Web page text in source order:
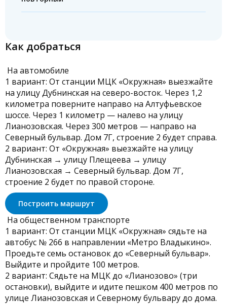
Как добраться
На автомобиле
1 вариант: От станции МЦК «Окружная» выезжайте
на улицу Дубнинская на северо-восток. Через 1,2
километра поверните направо на Алтуфьевское
шоссе. Через 1 километр — налево на улицу
Лианозовская. Через 300 метров — направо на
Северный бульвар. Дом 7Г, строение 2 будет справа.
2 вариант: От «Окружная» выезжайте на улицу
Дубнинская → улицу Плещеева → улицу
Лианозовская → Северный бульвар. Дом 7Г,
строение 2 будет по правой стороне.
Построить маршрут
На общественном транспорте
1 вариант: От станции МЦК «Окружная» сядьте на
автобус № 266 в направлении «Метро Владыкино».
Проедьте семь остановок до «Северный бульвар».
Выйдите и пройдите 100 метров.
2 вариант: Сядьте на МЦК до «Лианозово» (три
остановки), выйдите и идите пешком 400 метров по
улице Лианозовская и Северному бульвару до дома.